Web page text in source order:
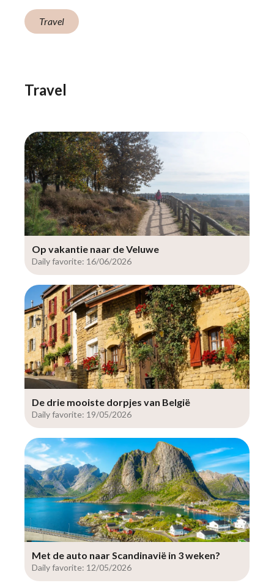
Travel
Travel
Op vakantie naar de Veluwe
Daily favorite: 16/06/2026
De drie mooiste dorpjes van België
Daily favorite: 19/05/2026
Met de auto naar Scandinavië in 3 weken?
Daily favorite: 12/05/2026